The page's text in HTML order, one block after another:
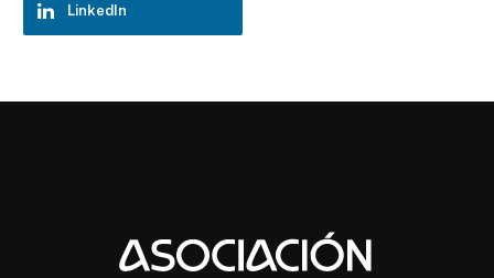
LinkedIn
Chatbot Hostelería Navarra
En línea